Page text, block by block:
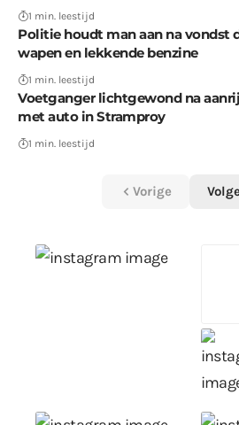
1 min. leestijd
Politie houdt man aan na vondst
wapen en lekkende benzine
1 min. leestijd
Voetganger lichtgewond na
met auto in Stramproy
1 min. leestijd
Vorige